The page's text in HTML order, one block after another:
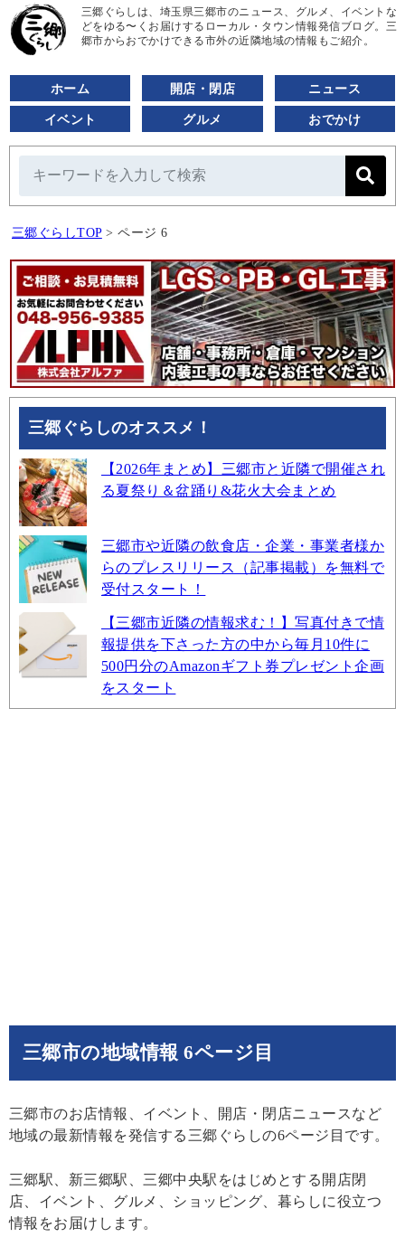
三郷ぐらしは、埼玉県三郷市のニュース、グルメ、イベントな
どをゆる〜くお届けするローカル・タウン情報発信ブログ。三
郷市からおでかけできる市外の近隣地域の情報もご紹介。
ホーム 開店・閉店 ニュース
イベント グルメ おでかけ
三郷ぐらしTOP > ページ 6
三郷ぐらしのオススメ！
【2026年まとめ】三郷市と近隣で開催され
る夏祭り＆盆踊り&花火大会まとめ
三郷市や近隣の飲食店・企業・事業者様か
らのプレスリリース（記事掲載）を無料で
受付スタート！
【三郷市近隣の情報求む！】写真付きで情
報提供を下さった方の中から毎月10件に
500円分のAmazonギフト券プレゼント企画
をスタート
三郷市の地域情報 6ページ目
三郷市のお店情報、イベント、開店・閉店ニュースなど
地域の最新情報を発信する三郷ぐらしの6ページ目です。
三郷駅、新三郷駅、三郷中央駅をはじめとする開店閉
店、イベント、グルメ、ショッピング、暮らしに役立つ
情報をお届けします。